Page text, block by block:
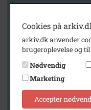
Arkiv
Holbæk-Arkiverne /
Cookies på
arkiv.dk anvender
brugeroplevelse og
Nødvendig
Marketing
Accepter